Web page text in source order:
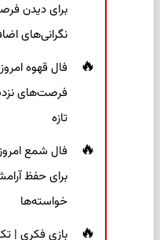
برای دیدن
نگرانی‌های
فرصت‌های
تازه
برای حفظ
خواسته‌ها
بازی فکری |